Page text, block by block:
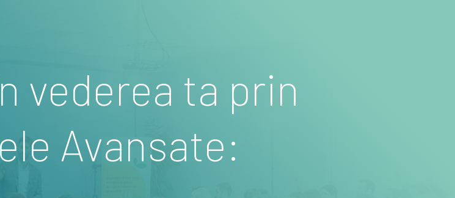
vederea ta prin
Avansate: